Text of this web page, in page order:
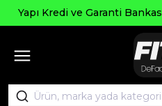
Yapı Kredi ve Garanti